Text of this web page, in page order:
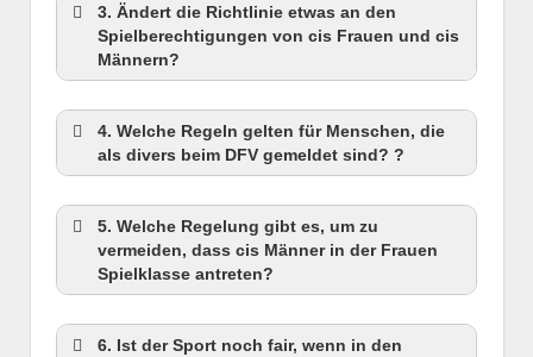
3. Ändert die Richtlinie etwas an den
Spielberechtigungen von cis Frauen und cis
Männern?
4. Welche Regeln gelten für Menschen, die
als divers beim DFV gemeldet sind? ?
5. Welche Regelung gibt es, um zu
vermeiden, dass cis Männer in der Frauen
Spielklasse antreten?
6. Ist der Sport noch fair, wenn in den